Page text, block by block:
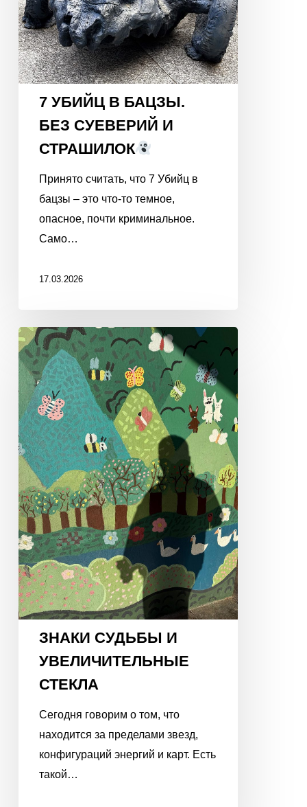
7 УБИЙЦ В БАЦЗЫ.
БЕЗ СУЕВЕРИЙ И
СТРАШИЛОК
Принято считать, что 7 Убийц в
бацзы – это что-то темное,
опасное, почти криминальное.
Само…
17.03.2026
ЗНАКИ
СУДЬБЫ
УВЕЛИЧИТЕЛЬНЫЕ
СТЕКЛА
ЗНАКИ СУДЬБЫ И
УВЕЛИЧИТЕЛЬНЫЕ
СТЕКЛА
Сегодня говорим о том, что
находится за пределами звезд,
конфигураций энергий и карт. Есть
такой…